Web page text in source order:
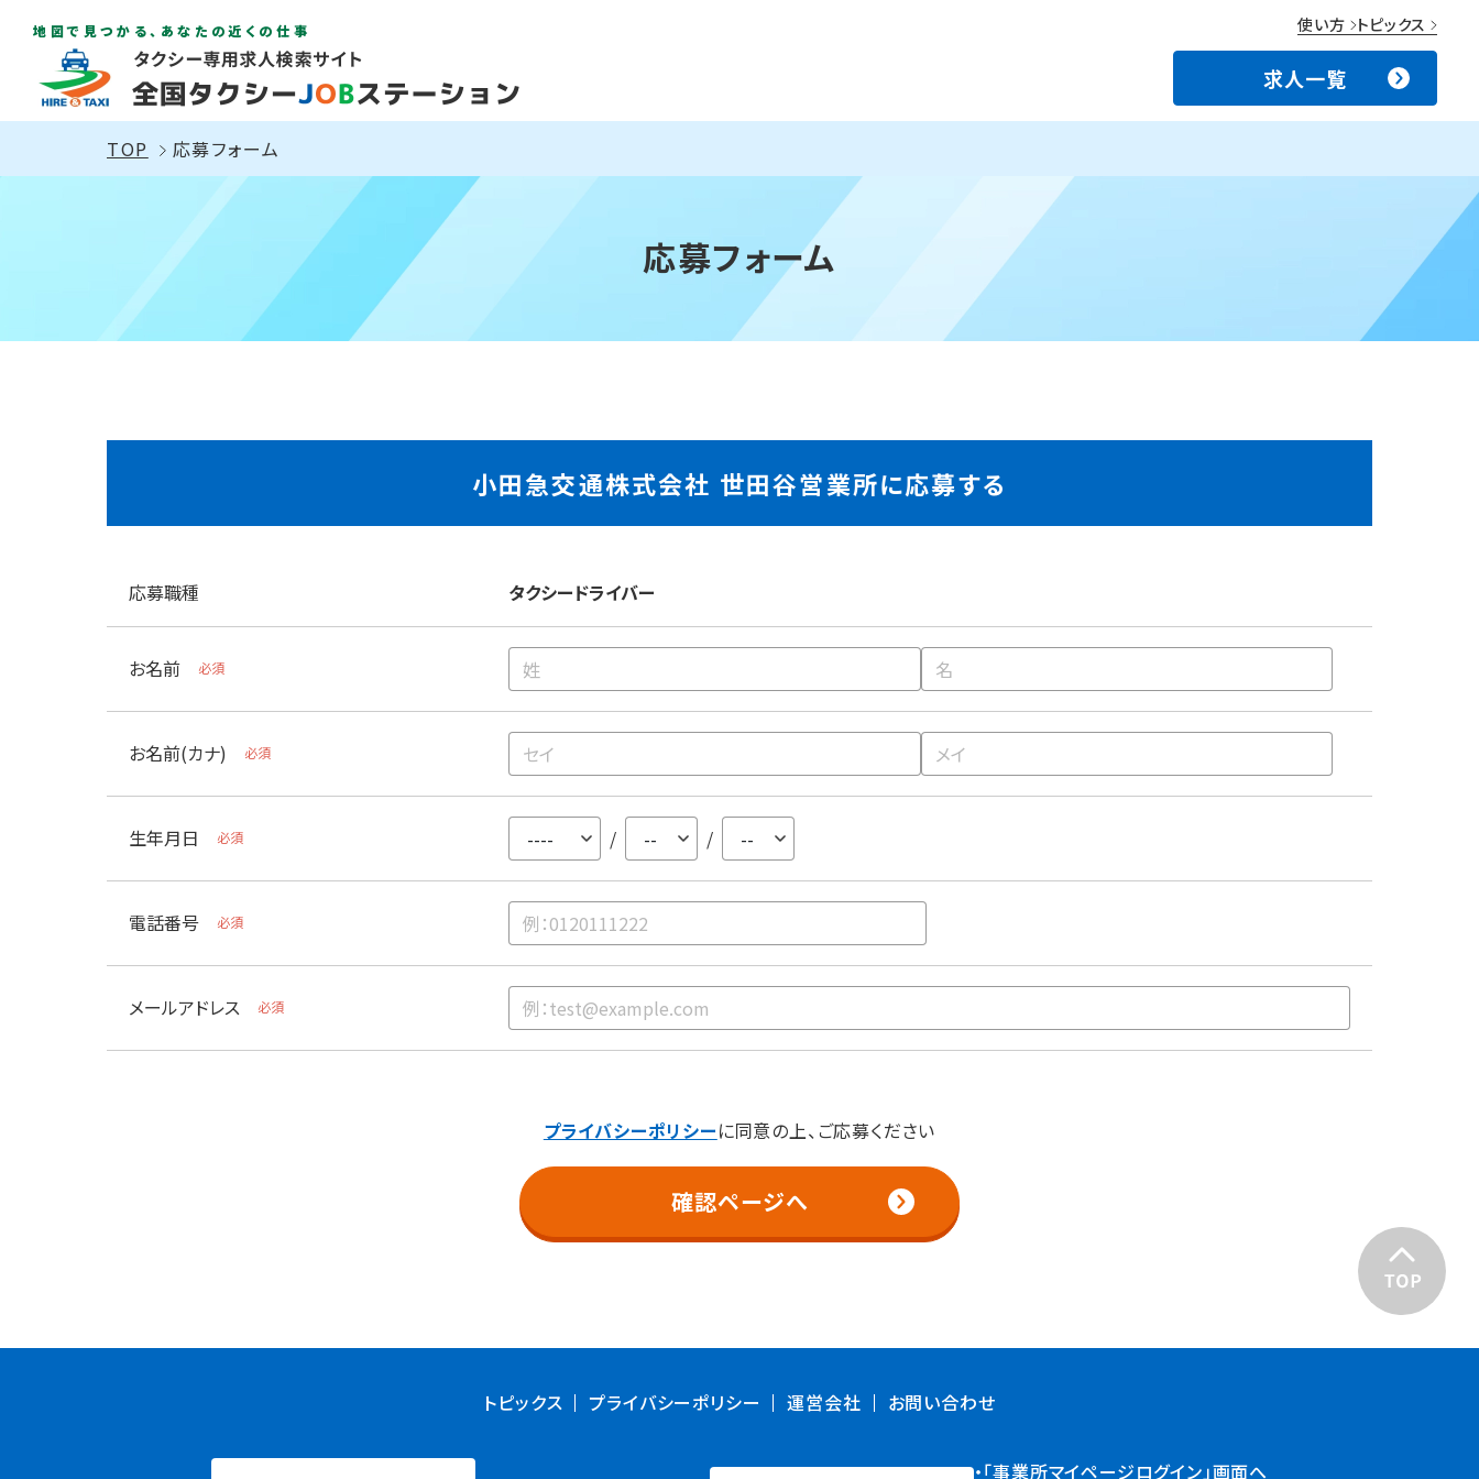
地図で見つかる、あなたの近くの仕事 使い方 トピックス
求人一覧
TOP 応募フォーム
応募フォーム
小田急交通株式会社 世田谷営業所に応募する
応募職種 タクシードライバー
お名前 必須
お名前(カナ) 必須
生年月日 必須 / /
電話番号 必須
メールアドレス 必須
プライバシーポリシーに同意の上、ご応募ください
確認ページへ
トピックス プライバシーポリシー 運営会社 お問い合わせ
・「事業所マイページログイン」画面へ